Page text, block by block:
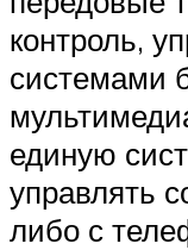
контроль,
системами
единую
управлять
либо с